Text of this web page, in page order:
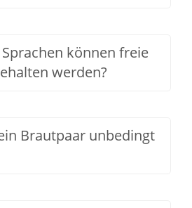
können freie
werden?
Brautpaar unbedingt